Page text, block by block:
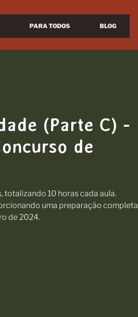
PARA TODOS BLOG
(Parte C) -
de
totalizando 10 horas cada aula.
uma preparação completa
de 2024.